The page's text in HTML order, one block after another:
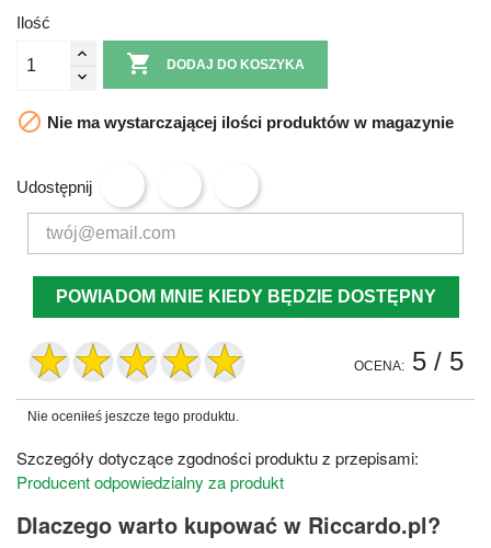
Ilość
 DODAJ DO KOSZYKA
 Nie ma wystarczającej ilości produktów w magazynie
Udostępnij
POWIADOM MNIE KIEDY BĘDZIE DOSTĘPNY
OCENA: 5 / 5
Nie oceniłeś jeszcze tego produktu.
Szczegóły dotyczące zgodności produktu z przepisami:
Producent odpowiedzialny za produkt
Dlaczego warto kupować w Riccardo.pl?